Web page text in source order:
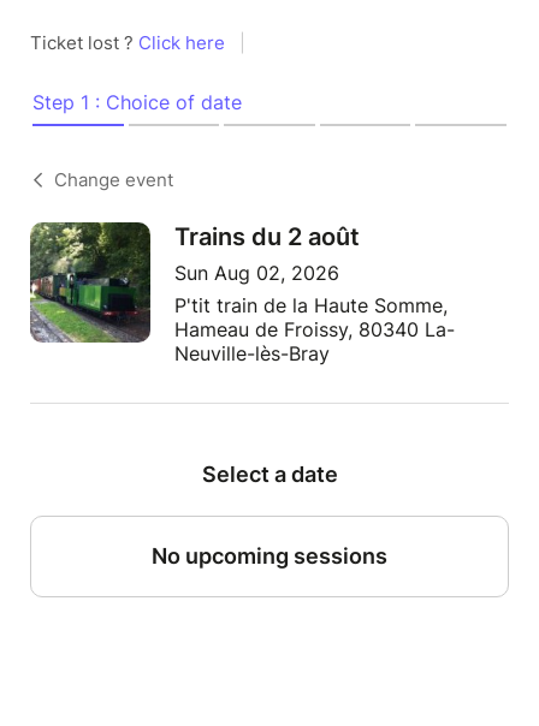
Ticket lost ? Click here
Step 1 : Choice of date
Change event
Trains du 2 août
Sun Aug 02, 2026
P'tit train de la Haute Somme,
Hameau de Froissy, 80340 La-
Neuville-lès-Bray
Select a date
No upcoming sessions